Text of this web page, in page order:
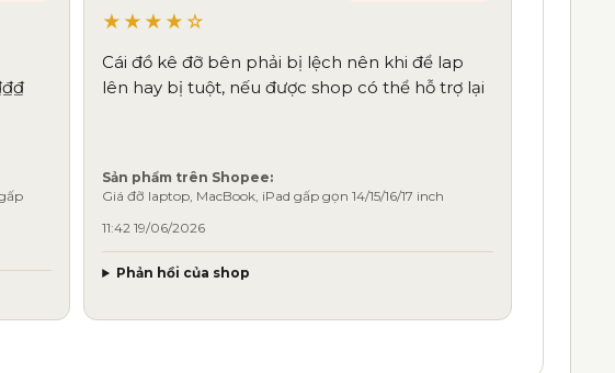
★★★★☆
Cái đồ kê đỡ bên phải bị lệch nên khi để lap
lên hay bị tuột, nếu được shop có thể hỗ trợ lại
Sản phẩm trên Shopee:
Giá đỡ laptop, MacBook, iPad gấp gọn 14/15/16/17 inch
11:42 19/06/2026
Phản hồi của shop